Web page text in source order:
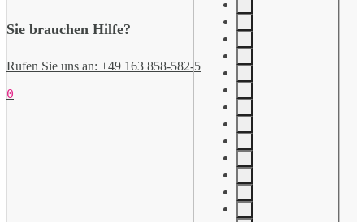
Sie brauchen Hilfe?
Rufen Sie uns an: +49 163 858-582-5
0